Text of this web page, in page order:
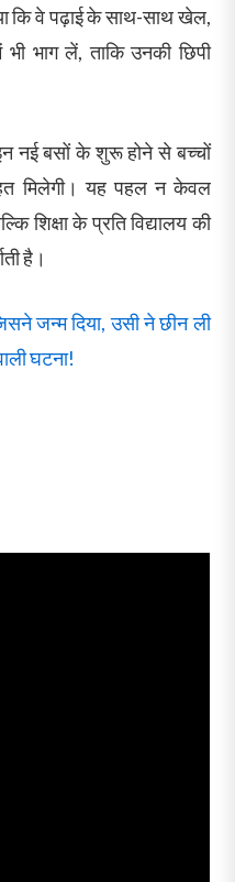
कि वे पढ़ाई के साथ-साथ खेल,
भाग लें, ताकि उनकी छिपी
नई बसों के शुरू होने से बच्चों
मिलेगी। यह पहल न केवल
शिक्षा के प्रति विद्यालय की
है।
जन्म दिया, उसी ने छीन ली
घटना!